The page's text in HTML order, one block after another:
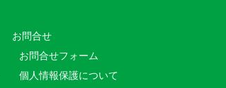
お問合せ
お問合せフォーム
個人情報保護について